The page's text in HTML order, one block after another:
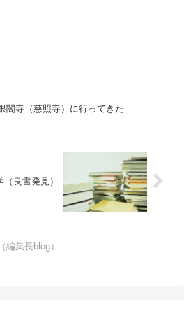
閣寺（慈照寺）に行ってきた
良書発見）
編集長blog）